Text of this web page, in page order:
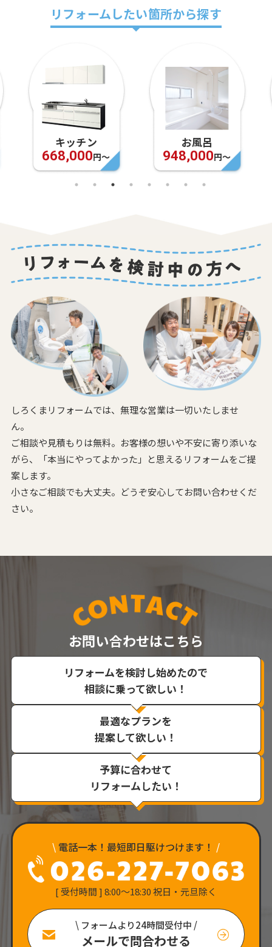
リフォームしたい箇所から探す
キッチン
668,000円〜
お風呂
948,000円〜
しろくまリフォームでは、無理な営業は一切いたしませ
ん。
ご相談や見積もりは無料。お客様の想いや不安に寄り添いな
がら、
「本当にやってよかった」と思えるリフォームをご提
案します。
小さなご相談でも大丈夫。どうぞ安心してお問い合わせくだ
さい。
お問い合わせはこちら
リフォームを検討し始めたので
相談に乗って欲しい！
最適なプランを
提案して欲しい！
予算に合わせて
リフォームしたい！
\ 電話一本！最短即日駆けつけます！ /
[ 受付時間 ] 8:00〜18:30 祝日・元旦除く
\ フォームより24時間受付中 /
メールで問合わせる